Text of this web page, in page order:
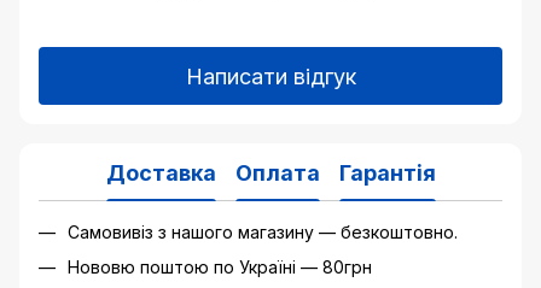
Написати відгук
Доставка Оплата Гарантія
Самовивіз з нашого магазину — безкоштовно.
Нововю поштою по Україні — 80грн